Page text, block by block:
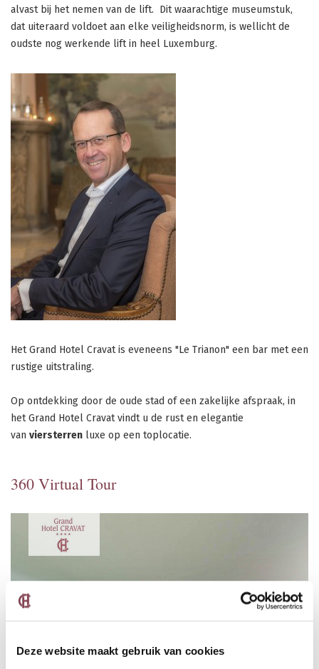
Deze website maakt gebruik van cookies
alvast bij het nemen van de lift. Dit waarachtige museumstuk,
dat uiteraard voldoet aan elke veiligheidsnorm, is wellicht de
oudste nog werkende lift in heel Luxemburg.
Het Grand Hotel Cravat is eveneens "Le Trianon" een bar met een
rustige uitstraling.
Op ontdekking door de oude stad of een zakelijke afspraak, in
het Grand Hotel Cravat vindt u de rust en elegantie
van viersterren luxe op een toplocatie.
360 Virtual Tour